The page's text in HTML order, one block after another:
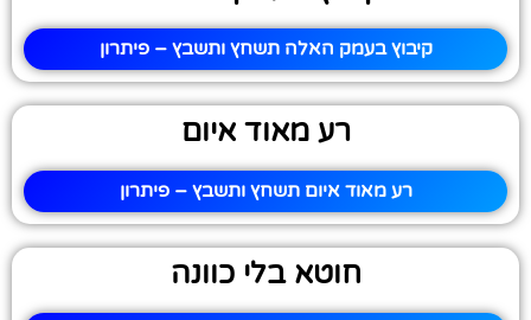
קיבוץ בעמק האלה תשחץ ותשבץ – פיתרון
רע מאוד איום
רע מאוד איום תשחץ ותשבץ – פיתרון
חוטא בלי כוונה